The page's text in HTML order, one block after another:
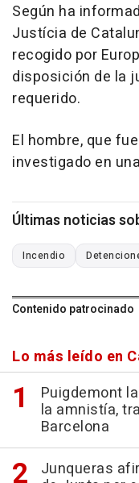
Según ha
Justícia de
recogido por
disposición de la
requerido.
El hombre, que
investigado en
Últimas noticias
Incendio
Contenido patrocinado
Lo más leído en
Puigdemont
la amnistía,
Barcelona
Junqueras